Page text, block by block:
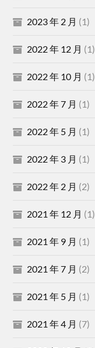
2023 年 2 月 (1)
2022 年 12 月 (1)
2022 年 10 月 (1)
2022 年 7 月 (1)
2022 年 5 月 (1)
2022 年 3 月 (1)
2022 年 2 月 (2)
2021 年 12 月 (1)
2021 年 9 月 (1)
2021 年 7 月 (2)
2021 年 5 月 (1)
2021 年 4 月 (7)